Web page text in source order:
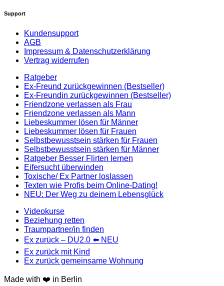
Support
Kundensupport
AGB
Impressum & Datenschutzerklärung
Vertrag widerrufen
Ratgeber
Ex-Freund zurückgewinnen (Bestseller)
Ex-Freundin zurückgewinnen (Bestseller)
Friendzone verlassen als Frau
Friendzone verlassen als Mann
Liebeskummer lösen für Männer
Liebeskummer lösen für Frauen
Selbstbewusstsein stärken für Frauen
Selbstbewusstsein stärken für Männer
Ratgeber Besser Flirten lernen
Eifersucht überwinden
Toxische/ Ex Partner loslassen
Texten wie Profis beim Online-Dating!
NEU: Der Weg zu deinem Lebensglück
Videokurse
Beziehung retten
Traumpartner/in finden
Ex zurück – DU2.0 ⬅️ NEU
Ex zurück mit Kind
Ex zurück gemeinsame Wohnung
Made with ❤️ in Berlin